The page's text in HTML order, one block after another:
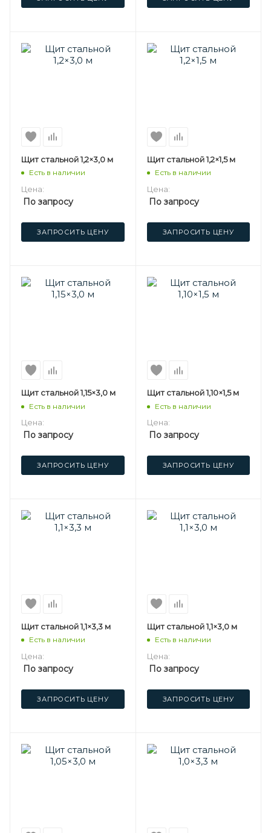
Щит стальной 1,2×3,0 м
Есть в наличии
Цена:
По запросу
ЗАПРОСИТЬ ЦЕНУ
Щит стальной 1,2×1,5 м
Есть в наличии
Цена:
По запросу
ЗАПРОСИТЬ ЦЕНУ
Щит стальной 1,15×3,0 м
Есть в наличии
Цена:
По запросу
ЗАПРОСИТЬ ЦЕНУ
Щит стальной 1,10×1,5 м
Есть в наличии
Цена:
По запросу
ЗАПРОСИТЬ ЦЕНУ
Щит стальной 1,1×3,3 м
Есть в наличии
Цена:
По запросу
ЗАПРОСИТЬ ЦЕНУ
Щит стальной 1,1×3,0 м
Есть в наличии
Цена:
По запросу
ЗАПРОСИТЬ ЦЕНУ